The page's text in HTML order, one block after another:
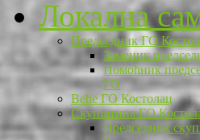
Локална
Председник ГО
Заменик
Помоћник
ГО
Веће ГО Костолац
Скупштина ГО
Председник